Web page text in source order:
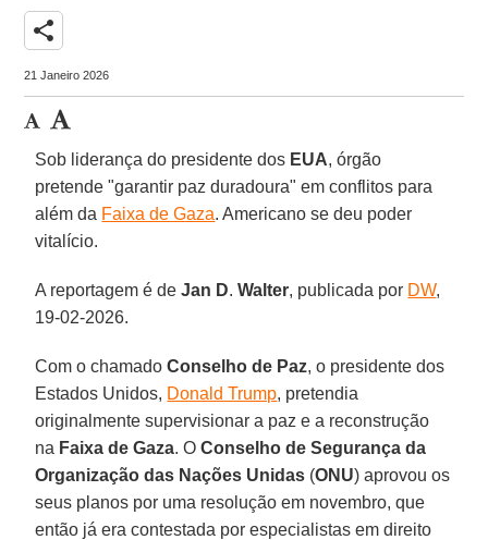
share
21 Janeiro 2026
Sob liderança do presidente dos EUA, órgão
pretende "garantir paz duradoura" em conflitos para
além da Faixa de Gaza. Americano se deu poder
vitalício.
A reportagem é deJan D. Walter, publicada por DW,
19-02-2026.
Com o chamadoConselho de Paz, o presidente dos
Estados Unidos, Donald Trump, pretendia
originalmente supervisionar a paz e a reconstrução
na Faixa de Gaza. O Conselho de Segurança da
Organização das Nações Unidas (ONU) aprovou os
seus planos por uma resolução em novembro, que
então já era contestada por especialistas em direito